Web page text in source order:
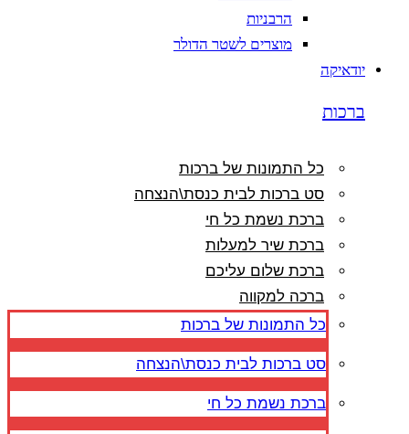
הרבניות
מוצרים לשטר הדולר
יודאיקה
ברכות
כל התמונות של ברכות
סט ברכות לבית כנסת\הנצחה
ברכת נשמת כל חי
ברכת שיר למעלות
ברכת שלום עליכם
ברכה למקווה
כל התמונות של ברכות
סט ברכות לבית כנסת\הנצחה
ברכת נשמת כל חי